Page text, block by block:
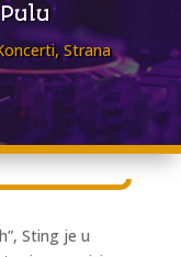
,Strana
Sting je u